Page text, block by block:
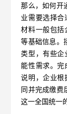
那么，如何开
业需要选择合
材料一般包括
等基础信息。
类型，有些企
能性需求。完
说明，企业根
同并完成缴费
这一全国统一